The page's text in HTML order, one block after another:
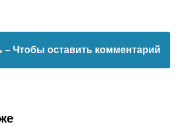
– Чтобы оставить комментарий